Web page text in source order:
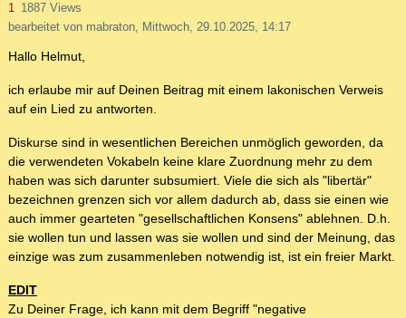
1 1887 Views
bearbeitet von mabraton, Mittwoch, 29.10.2025, 14:17
Hallo Helmut,
ich erlaube mir auf Deinen Beitrag mit einem lakonischen Verweis
auf ein Lied zu antworten.
Diskurse sind in wesentlichen Bereichen unmöglich geworden, da
die verwendeten Vokabeln keine klare Zuordnung mehr zu dem
haben was sich darunter subsumiert. Viele die sich als "libertär"
bezeichnen grenzen sich vor allem dadurch ab, dass sie einen wie
auch immer gearteten "gesellschaftlichen Konsens" ablehnen. D.h.
sie wollen tun und lassen was sie wollen und sind der Meinung, das
einzige was zum zusammenleben notwendig ist, ist ein freier Markt.
EDIT
Zu Deiner Frage, ich kann mit dem Begriff "negative